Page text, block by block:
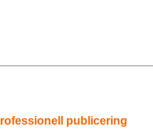
publicering